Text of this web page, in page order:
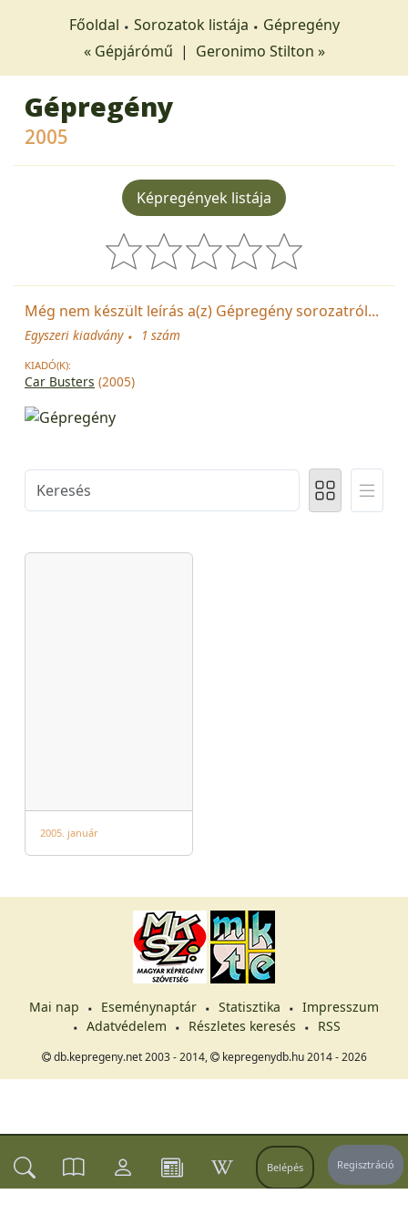
Belépés Regisztráció
Főoldal Sorozatok listája
Gépregény
« Gépjárómű | Geronimo Stilton »
Gépregény
2005
Képregények listája
Még nem készült leírás a(z) Gépregény sorozatról...
Egyszeri kiadvány 1 szám
KIADÓ(K):
Car Busters (2005)
2005. január
Mai nap Eseménynaptár Statisztika
Impresszum
Adatvédelem
Részletes keresés RSS
db.kepregeny.net 2003 - 2014, kepregenydb.hu 2014 - 2026